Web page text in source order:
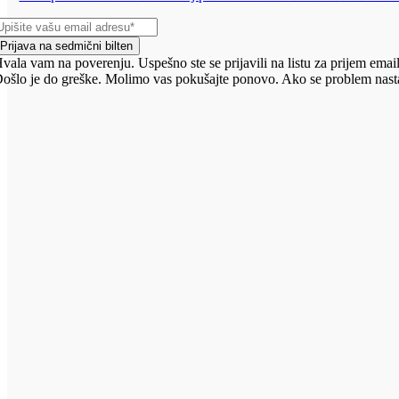
Prijava na sedmični bilten
vam na poverenju. Uspešno ste se prijavili na listu za prijem
je do greške. Molimo vas pokušajte ponovo. Ako se problem